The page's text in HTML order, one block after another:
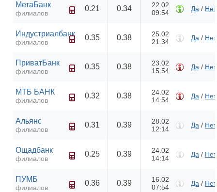
МетаБанк
филиалов
0.21 0.34
22.02
09:54
Да / Нет
Индустриалбанк
филиалов
0.35 0.38
25.02
21:34
Да / Нет
ПриватБанк
филиалов
0.35 0.38
23.02
15:54
Да / Нет
МТБ БАНК
филиалов
0.32 0.38
24.02
14:54
Да / Нет
Альянс
филиалов
0.31 0.39
28.02
12:14
Да / Нет
Ощадбанк
филиалов
0.25 0.39
24.02
14:14
Да / Нет
ПУМБ
филиалов
0.36 0.39
16.02
07:54
Да / Нет